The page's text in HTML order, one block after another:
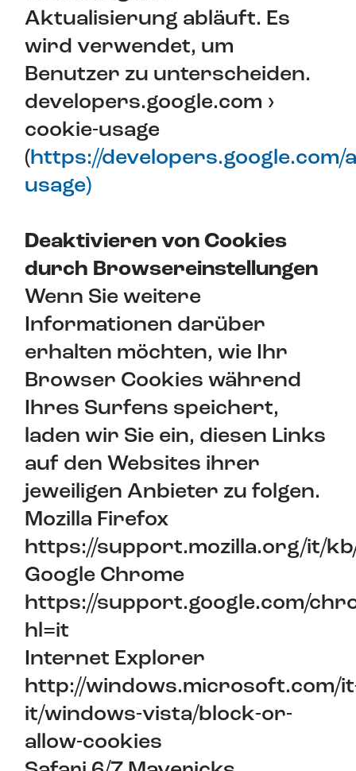
Aktualisierung abläuft. Es
wird verwendet, um
Benutzer zu unterscheiden.
developers.google.com ›
cookie-usage
(https://developers.google.com/
usage)
Deaktivieren von Cookies
durch Browsereinstellungen
Wenn Sie weitere
Informationen darüber
erhalten möchten, wie Ihr
Browser Cookies während
Ihres Surfens speichert,
laden wir Sie ein, diesen Links
auf den Websites ihrer
jeweiligen Anbieter zu folgen.
Mozilla Firefox
https://support.mozilla.org/it/
Google Chrome
https://support.google.com/
hl=it
Internet Explorer
http://windows.microsoft.com/
it/windows-vista/block-or-
allow-cookies